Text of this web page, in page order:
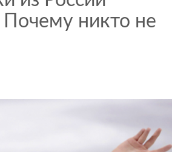
Почему никто не